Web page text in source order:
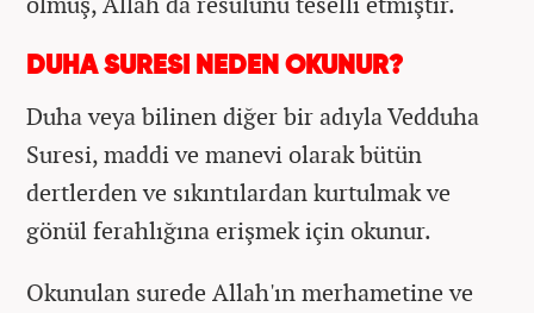
DUHA SURESI NEDEN OKUNUR?
Duha veya bilinen diğer bir adıyla Vedduha
Suresi, maddi ve manevi olarak bütün
dertlerden ve sıkıntılardan kurtulmak ve
gönül ferahlığına erişmek için okunur.
Okunulan surede Allah'ın merhametine ve